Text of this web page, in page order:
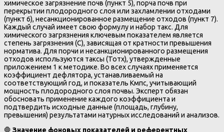
химическое загрязнение почв (пункт 5), порча почв при
перекрытии плодородного слоя или захламлении отходами
(пункт 6), несанкционированное размещение отходов (пункт 7).
Каждый случай имеет свою формулу и набор такс. Для
химического загрязнения ключевым показателем является
степень загрязнения (С), зависящая от кратности превышения
норматива. Для порчи и несанкционированного размещения
отходов используются таксы (Тотх), утвержденные
приложением 1 к методике. Во всех случаях применяется
коэффициент дефлятора, устанавливаемый на
соответствующий год, и показатель Кмпс, учитывающий
мощность плодородного слоя почвы. Эксперт обязан
обосновать применение каждого коэффициента и
подтвердить исходные данные (площадь, глубину,
превышения) результатами натурных исследований и анализов.
🛑 Значение фоновых показателей и референтных